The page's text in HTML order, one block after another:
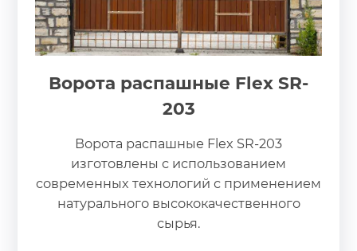
Ворота распашные Flex SR-
203
Ворота распашные Flex SR-203
изготовлены с использованием
современных технологий с применением
натурального высококачественного
сырья.